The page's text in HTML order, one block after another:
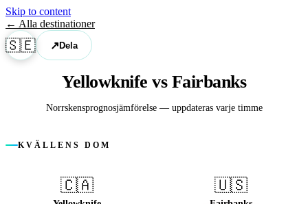
Skip to content
← Alla destinationer
🇸🇪 ↗Dela
Yellowknife vs Fairbanks
Norrskens­prognosjämförelse — uppdateras varje timme
KVÄLLENS DOM
🇨🇦 🇺🇸